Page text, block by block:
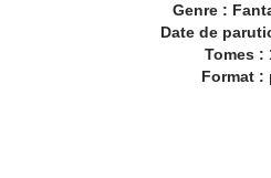
Genre :
Date de
Tomes :
Format :